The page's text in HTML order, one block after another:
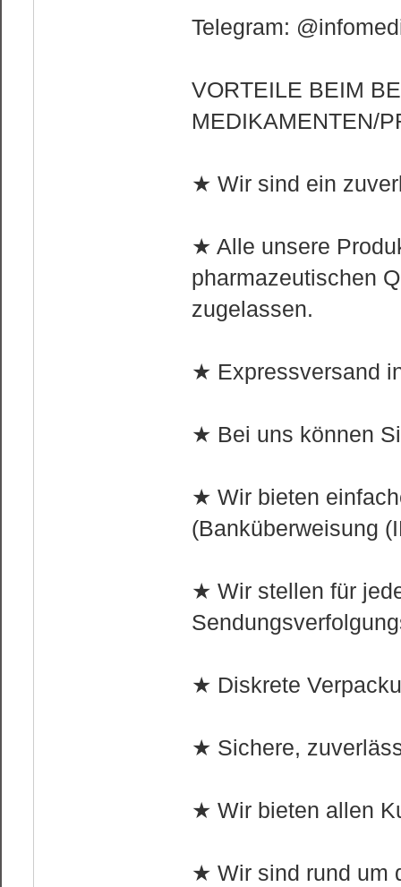
Telegram:
VORTEILE BEIM
MEDIKAMENTEN/
★ Wir sind ein
★ Alle unsere
pharmazeutischen
zugelassen.
★ Expressversand
★ Bei uns können
★ Wir bieten
(Banküberweisung
★ Wir stellen für
★ Diskrete
★ Sichere,
★ Wir bieten allen
★ Wir sind rund um